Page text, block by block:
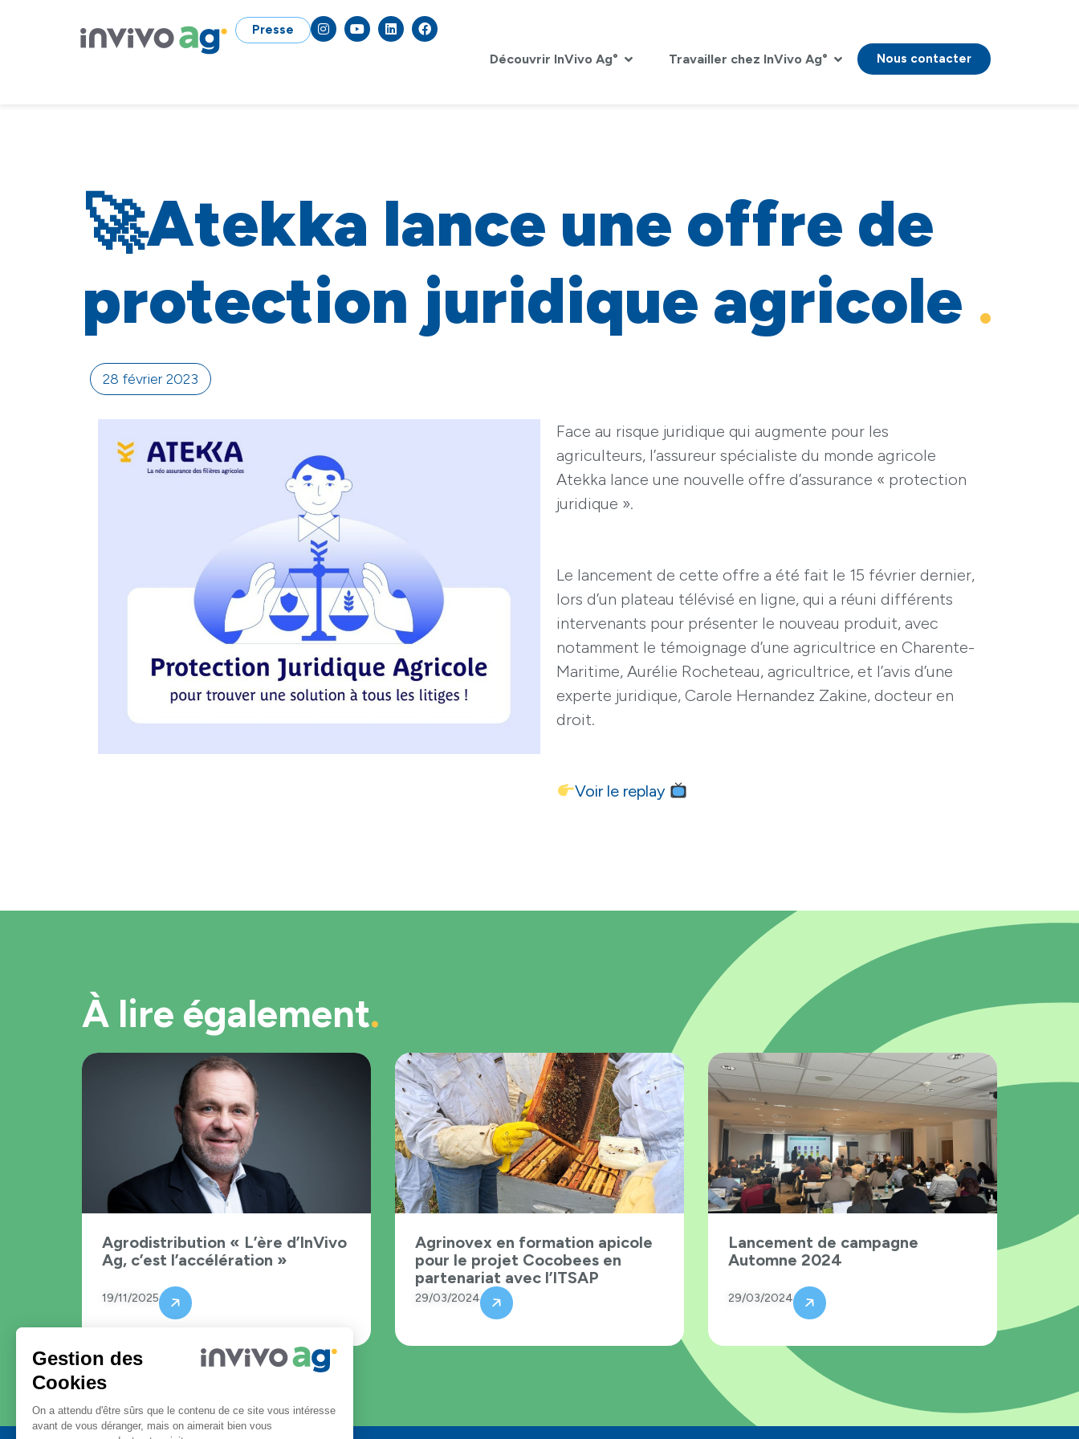
Presse
Découvrir InVivo Ag° Travailler chez InVivo Ag° Nous contacter
🚀Atekka lance une offre de
protection juridique agricole
28 février 2023
Face au risque juridique qui augmente pour les
agriculteurs, l’assureur spécialiste du monde agricole
Atekka lance une nouvelle offre d’assurance « protection
juridique ».
Le lancement de cette offre a été fait le 15 février dernier,
lors d’un plateau télévisé en ligne, qui a réuni différents
intervenants pour présenter le nouveau produit, avec
notamment le témoignage d’une agricultrice en Charente-
Maritime, Aurélie Rocheteau, agricultrice, et l’avis d’une
experte juridique, Carole Hernandez Zakine, docteur en
droit.
Voir le replay
À lire également
Agrodistribution « L’ère d’InVivo
Ag, c’est l’accélération »
19/11/2025
Agrinovex en formation apicole
pour le projet Cocobees en
partenariat avec l’ITSAP
29/03/2024
Lancement de campagne
Automne 2024
29/03/2024